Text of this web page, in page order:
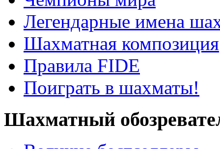
Легендарные имена
Шахматная композиция
Правила FIDE
Поиграть в шахматы!
Шахматный